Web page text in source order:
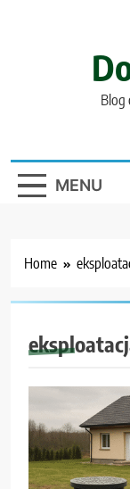
Blog
MENU
Home